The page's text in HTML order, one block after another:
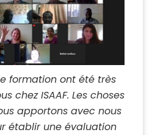
formation ont été très
chez ISAAF. Les choses
apportons avec nous
établir une évaluation